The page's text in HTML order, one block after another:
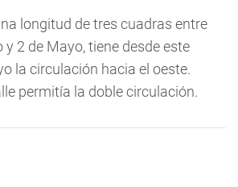
longitud de tres cuadras entre
y 2 de Mayo, tiene desde este
la circulación hacia el oeste.
permitía la doble circulación.